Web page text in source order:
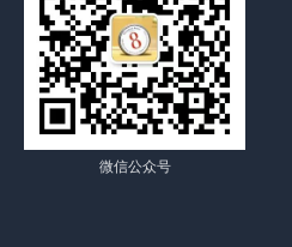
微信公众号